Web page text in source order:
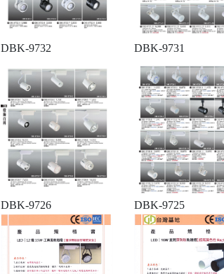
DBK-9732 DBK-9731
DBK-9726 DBK-9725